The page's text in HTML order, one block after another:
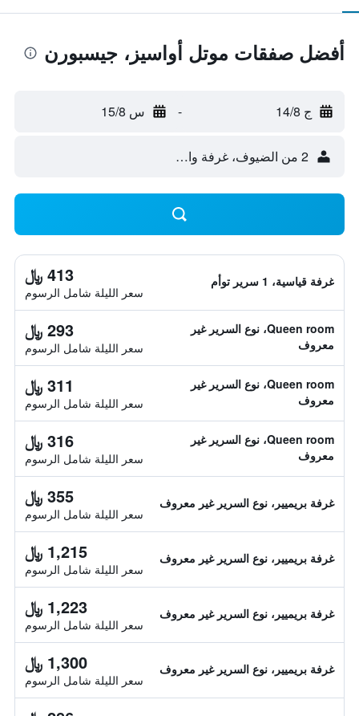
أفضل صفقات موتل أواسيز، جيسبورن
ج 14/8 - س 15/8
2 من الضيوف، غرفة واحدة
غرفة قياسية، 1 سرير توأم 413 ﷼
سعر الليلة شامل الرسوم
Queen room، نوع السرير غير
معروف
293 ﷼
سعر الليلة شامل الرسوم
Queen room، نوع السرير غير
معروف
311 ﷼
سعر الليلة شامل الرسوم
Queen room، نوع السرير غير
معروف
316 ﷼
سعر الليلة شامل الرسوم
غرفة بريميير، نوع السرير غير معروف 355 ﷼
سعر الليلة شامل الرسوم
غرفة بريميير، نوع السرير غير معروف 1,215 ﷼
سعر الليلة شامل الرسوم
غرفة بريميير، نوع السرير غير معروف 1,223 ﷼
سعر الليلة شامل الرسوم
غرفة بريميير، نوع السرير غير معروف 1,300 ﷼
سعر الليلة شامل الرسوم